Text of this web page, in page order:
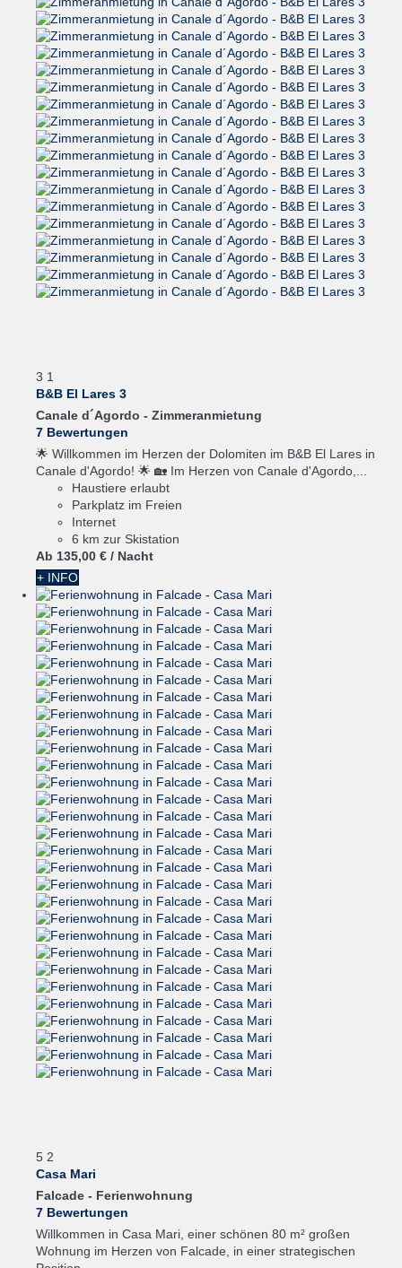
3 1
B&B El Lares 3
Canale d´Agordo - Zimmeranmietung
7 Bewertungen
🌟 Willkommen im Herzen der Dolomiten im B&B El Lares in
Canale d'Agordo! 🌟 🏡 Im Herzen von Canale d'Agordo,...
Haustiere erlaubt
Parkplatz im Freien
Internet
6 km zur Skistation
Ab 135,00 € / Nacht
+ INFO
5 2
Casa Mari
Falcade - Ferienwohnung
7 Bewertungen
Willkommen in Casa Mari, einer schönen 80 m² großen
Wohnung im Herzen von Falcade, in einer strategischen